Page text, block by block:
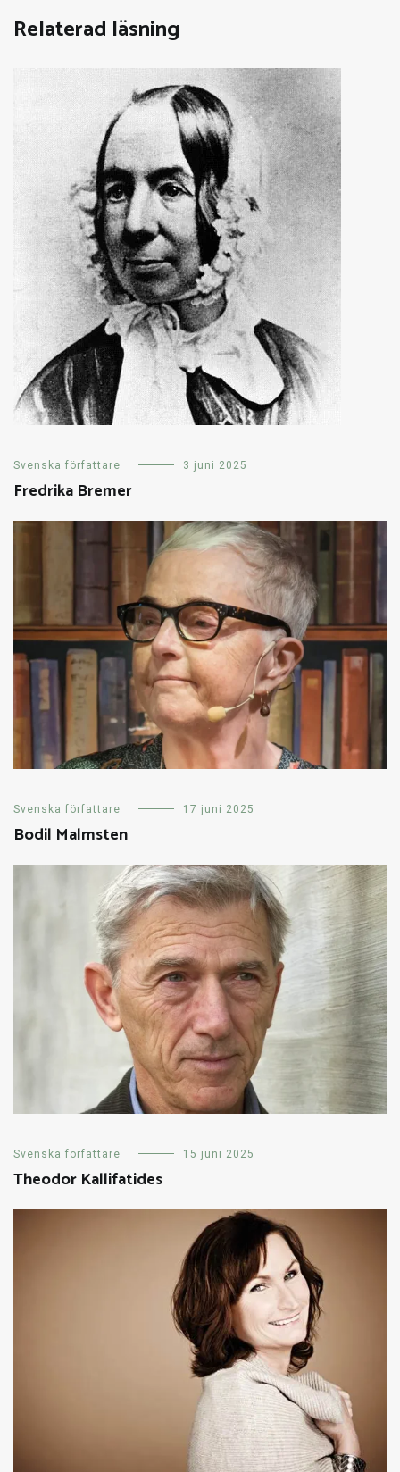
Relaterad läsning
Svenska författare 3 juni 2025
Fredrika Bremer
Svenska författare 17 juni 2025
Bodil Malmsten
Svenska författare 15 juni 2025
Theodor Kallifatides